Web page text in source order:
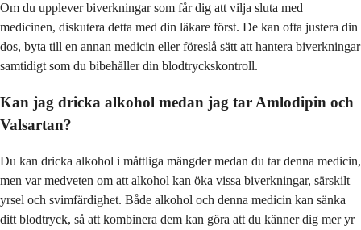
Om du upplever biverkningar som får dig att vilja sluta med
medicinen, diskutera detta med din läkare först. De kan ofta justera din
dos, byta till en annan medicin eller föreslå sätt att hantera biverkningar
samtidigt som du bibehåller din blodtryckskontroll.
Kan jag dricka alkohol medan jag tar Amlodipin och
Valsartan?
Du kan dricka alkohol i måttliga mängder medan du tar denna medicin,
men var medveten om att alkohol kan öka vissa biverkningar, särskilt
yrsel och svimfärdighet. Både alkohol och denna medicin kan sänka
ditt blodtryck, så att kombinera dem kan göra att du känner dig mer yr